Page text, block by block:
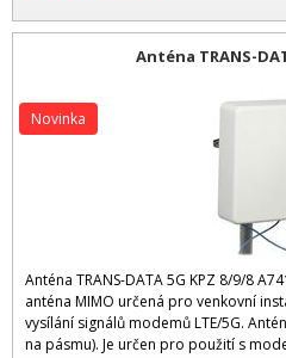
Anténa TRANS-
Anténa TRANS-DATA 5G KPZ 8/9/8
anténa MIMO určená pro venkovní
vysílání signálů modemů LTE/5G.
na pásmu). Je určen pro použití s
Novinka